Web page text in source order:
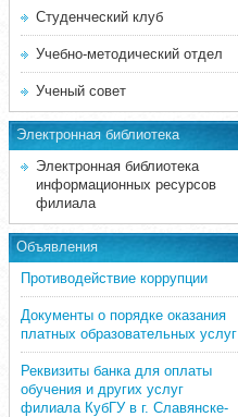
Студенческий клуб
Учебно-методический отдел
Ученый совет
Электронная библиотека
Электронная библиотека
информационных ресурсов
филиала
Объявления
Противодействие коррупции
Документы о порядке оказания
платных образовательных услуг
Реквизиты банка для оплаты
обучения и других услуг
филиала КубГУ в г. Славянске-